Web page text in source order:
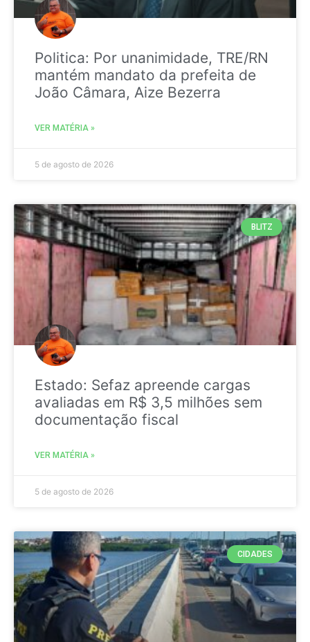
Politica: Por unanimidade, TRE/RN
mantém mandato da prefeita de
João Câmara, Aize Bezerra
VER MATÉRIA »
5 de agosto de 2026
BLITZ
Estado: Sefaz apreende cargas
avaliadas em R$ 3,5 milhões sem
documentação fiscal
VER MATÉRIA »
5 de agosto de 2026
CIDADES